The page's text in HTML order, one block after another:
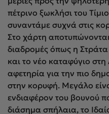
πέτρινο ξωκλήσι του
συναντάμε συχνά στις
Στο χάρτη
διαδρομές όπως η
και το νέο καταφύγιο
αφετηρία για την πιο
στην κορυφή. Μεγάλο
ενδιαφέρον του βουνού
διάσημα σπήλαια, το